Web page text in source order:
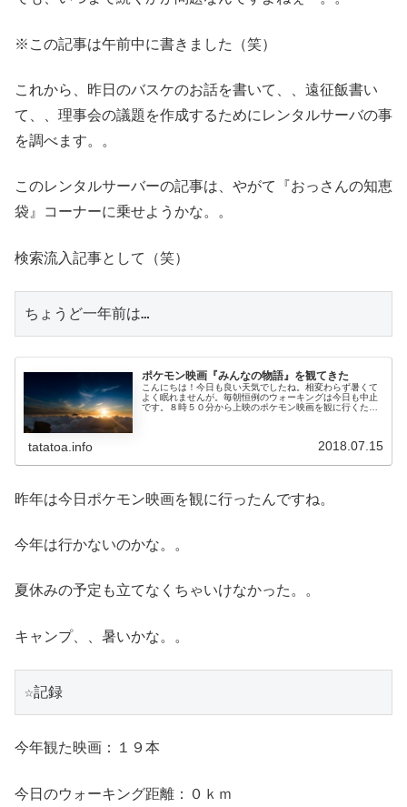
※この記事は午前中に書きました（笑）
これから、昨日のバスケのお話を書いて、、遠征飯書い
て、、理事会の議題を作成するためにレンタルサーバの事
を調べます。。
このレンタルサーバーの記事は、やがて『おっさんの知恵
袋』コーナーに乗せようかな。。
検索流入記事として（笑）
ちょうど一年前は…
ポケモン映画『みんなの物語』を観てきた
こんにちは！今日も良い天気でしたね。相変わらず暑くて
よく眠れませんが。毎朝恒例のウォーキングは今日も中止
です。８時５０分から上映のポケモン映画を観に行くた
tatatoa.info 2018.07.15
昨年は今日ポケモン映画を観に行ったんですね。
今年は行かないのかな。。
夏休みの予定も立てなくちゃいけなかった。。
キャンプ、、暑いかな。。
☆記録
今年観た映画：１９本
今日のウォーキング距離：０ｋｍ